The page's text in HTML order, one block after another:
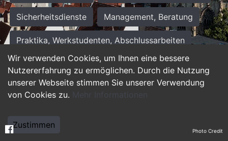
Wir verwenden Cookies, um Ihnen eine bessere
Nutzererfahrung zu ermöglichen. Durch die Nutzung
unserer Webseite stimmen Sie unserer Verwendung
von Cookies zu. Mehr Informationen
Zustimmen
Sicherheitsdienste Management, Beratung
Praktika, Werkstudenten, Abschlussarbeiten
Personalwesen Assistenz, Sekretariat
Hilfskräfte, Aushilfs- und Nebenjobs
Weiterbildung, Studium, duale Ausbildung Photo Credit